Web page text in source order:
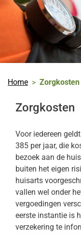
Home Zorgkosten
Zorgkosten
Voor iedereen
385 per jaar, die
bezoek aan de
buiten het eigen
huisarts
vallen wel onder
vergoedingen
eerste instantie is
verzekering te